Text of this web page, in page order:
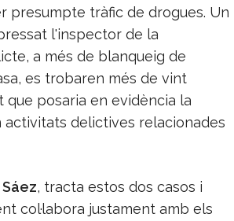
presumpte tràfic de drogues. Un
l'inspector de la
a més de blanqueig de
es trobaren més de vint
que posaria en evidència la
activitats delictives relacionades
, tracta estos dos casos i
col·labora justament amb els